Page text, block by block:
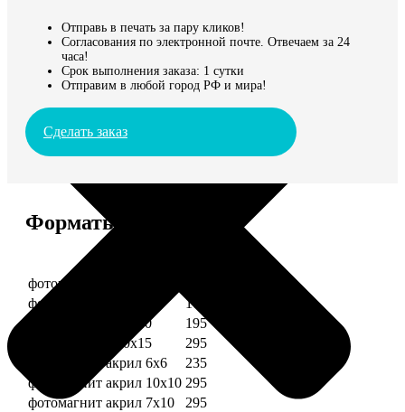
Отправь в печать за пару кликов!
Согласования по электронной почте. Отвечаем за 24
часа!
Срок выполнения заказа: 1 сутки
Отправим в любой город РФ и мира!
Сделать заказ
Форматы и цены
Услуга
фотомагниты 6х6
фотомагнит 7х10
175
фотомагниты 10х10
195
фотомагниты 10х15
295
фотомагнит акрил 6х6
235
фотомагнит акрил 10х10 295
фотомагнит акрил 7х10
295